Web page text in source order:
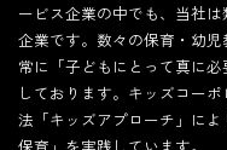
ービス企業の中でも、当社
企業です。数々の保育・幼児
常に「子どもにとって真に
しております。キッズコー
法「キッズアプローチ」に